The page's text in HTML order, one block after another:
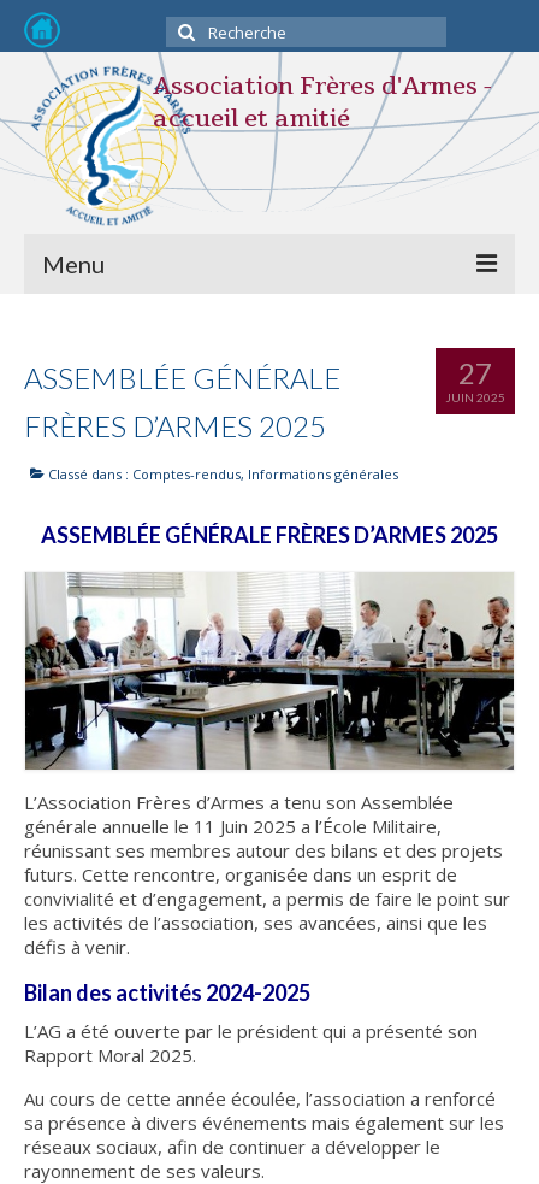
Rechercher
:
Association Frères d'Armes -
accueil et amitié
Menu
L’association
STATUTS
Composition du Bureau
Nos activités
Nous contacter
Liens et amis
Lettres d’info
S’INSCRIRE
INFO n°20 – JUILLET 2026
INFO n°19 – JUIN 2026
INFO n°18 – JANVIER 2026
INFO n°17 – DÉCEMBRE 2025
INFO n°15 – JUILLET 2025
INFO n°13 – FÉVRIER 2025
INFO n°12 – JANVIER 2025
27
JUIN 2025
ASSEMBLÉE GÉNÉRALE
FRÈRES D’ARMES 2025
Classé dans : Comptes-rendus, Informations générales
ASSEMBLÉE GÉNÉRALE FRÈRES D’ARMES 2025
L’Association Frères d’Armes a tenu son Assemblée
générale annuelle le 11 Juin 2025 a l’École Militaire,
réunissant ses membres autour des bilans et des projets
futurs. Cette rencontre, organisée dans un esprit de
convivialité et d’engagement, a permis de faire le point sur
les activités de l’association, ses avancées, ainsi que les
défis à venir.
Bilan des activités 2024-2025
L’AG a été ouverte par le président qui a présenté son
Rapport Moral 2025.
Au cours de cette année écoulée, l’association a renforcé
sa présence à divers événements mais également sur les
réseaux sociaux, afin de continuer a développer le
rayonnement de ses valeurs.